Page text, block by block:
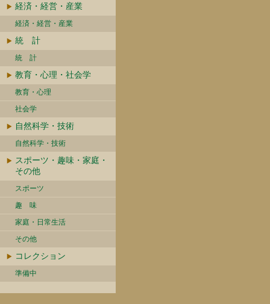
経済・経営・産業
経済・経営・産業
統 計
統 計
教育・心理・社会学
教育・心理
社会学
自然科学・技術
自然科学・技術
スポーツ・趣味・家庭・
その他
スポーツ
趣 味
家庭・日常生活
その他
コレクション
準備中